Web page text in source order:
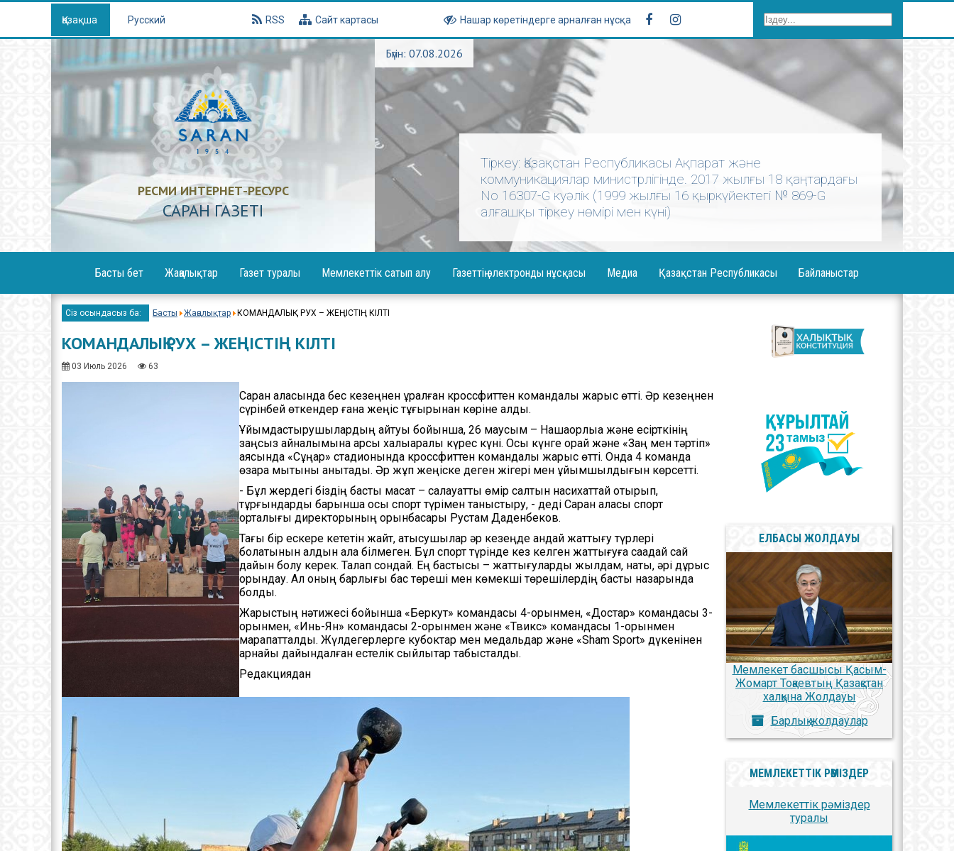
Қазақша Русский RSS Сайт картасы Нашар көретіндерге арналған нұсқа
РЕСМИ ИНТЕРНЕТ-РЕСУРС
САРАН ГАЗЕТI
Бүгін: 07.08.2026
Тіркеу: Қазақстан Республикасы Ақпарат және
коммуникациялар министрлігінде. 2017 жылғы 18 қаңтардағы
No 16307-G куәлік (1999 жылғы 16 қыркүйектегі № 869-G
алғашқы тіркеу нөмірі мен күні)
Басты бет Жаңалықтар Газет туралы
Мемлекеттік сатып алу
Хабарландыру
Жылдық сатып алу
Газеттің электронды нұсқасы
Медиа
Фотогалерея
Қазақстан Республикасы
Елбасы Жолдауы
Байланыстар
Сіз осындасыз ба: Басты Жаңалықтар КОМАНДАЛЫҚ РУХ – ЖЕҢІСТІҢ КІЛТІ
КОМАНДАЛЫҚ РУХ – ЖЕҢІСТІҢ КІЛТІ
03 Июль 2026 63
Саран қаласында бес кезеңнен құралған кроссфиттен командалық жарыс өтті. Әр кезеңнен
сүрінбей өткендер ғана жеңіс тұғырынан көріне алды.
Ұйымдастырушылардың айтуы бойынша, 26 маусым – Нашақорлыққа және есірткінің
заңсыз айналымына қарсы халықаралық күрес күні. Осы күнге орай және «Заң мен тәртіп»
аясында «Сұңқар» стадионында кроссфиттен командалық жарыс өтті. Онда 4 команда
өзара мықтыны анықтады. Әр жұп жеңіске деген жігері мен ұйымшылдығын көрсетті.
- Бұл жердегі біздің басты мақсат – салауатты өмір салтын насихаттай отырып,
тұрғындарды барынша осы спорт түрімен таныстыру, - деді Саран қаласы спорт
орталығы директорының орынбасары Рустам Даденбеков.
Тағы бір ескере кететін жайт, қатысушылар әр кезеңде қандай жаттығу түрлері
болатынын алдын ала білмеген. Бұл спорт түрінде кез келген жаттығуға сақадай сай
дайын болу керек. Талап сондай. Ең бастысы – жаттығуларды жылдам, нақты, әрі дұрыс
орындау. Ал оның барлығы бас төреші мен көмекші төрешілердің басты назарында
болды.
Жарыстың нәтижесі бойынша «Беркут» командасы 4-орынмен, «Достар» командасы 3-
орынмен, «Инь-Ян» командасы 2-орынмен және «Твикс» командасы 1-орынмен
марапатталды. Жүлдегерлерге кубоктар мен медальдар және «Sham Sport» дүкенінен
арнайы дайындалған естелік сыйлықтар табысталды.
Редакциядан
ЕЛБАСЫ ЖОЛДАУЫ
Мемлекет басшысы Қасым-
Жомарт Тоқаевтың Қазақстан
халқына Жолдауы
Барлық жолдаулар
МЕМЛЕКЕТТІК РӘМІЗДЕР
Мемлекеттік рәміздер
туралы